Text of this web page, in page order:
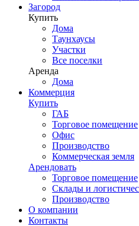
Загород
Купить
Дома
Таунхаусы
Участки
Все поселки
Аренда
Дома
Коммерция
Купить
ГАБ
Торговое помещение
Офис
Производство
Коммерческая земля
Арендовать
Торговое помещение
Склады и
Производство
О компании
Контакты